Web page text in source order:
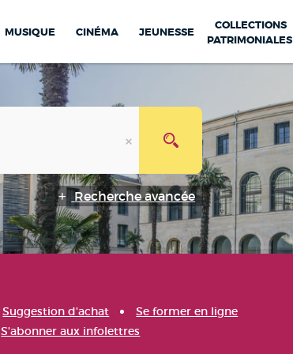
MUSIQUE CINÉMA JEUNESSE
COLLECTIONS
PATRIMONIALES
Recherche avancée
Suggestion d'achat
Se former en ligne
S'abonner aux infolettres